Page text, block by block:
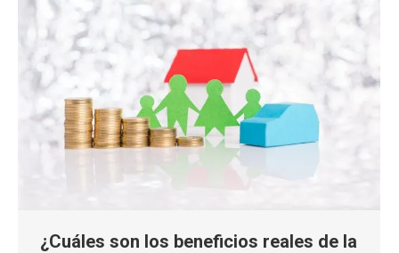
¿Cuáles son los beneficios reales de la